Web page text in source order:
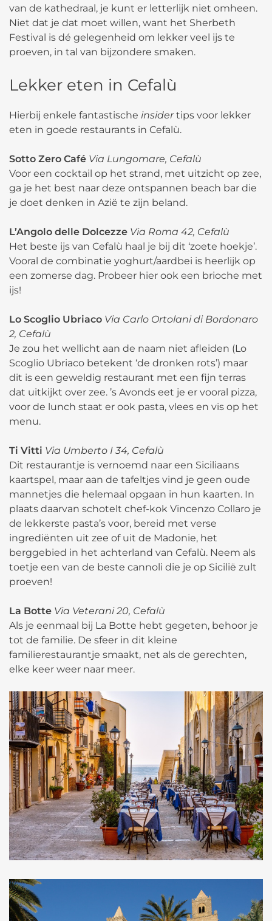
van de kathedraal, je kunt er letterlijk niet omheen.
Niet dat je dat moet willen, want het Sherbeth
Festival is dé gelegenheid om lekker veel ijs te
proeven, in tal van bijzondere smaken.
Lekker eten in Cefalù
Hierbij enkele fantastische insidertips voor lekker
eten in goede restaurants in Cefalù.
Sotto Zero Café Via Lungomare, Cefalù
Voor een cocktail op het strand, met uitzicht op zee,
ga je het best naar deze ontspannen beach bar die
je doet denken in Azië te zijn beland.
L’Angolo delle Dolcezze Via Roma 42, Cefalù
Het beste ijs van Cefalù haal je bij dit ‘zoete hoekje’.
Vooral de combinatie yoghurt/aardbei is heerlijk op
een zomerse dag. Probeer hier ook een brioche met
ijs!
Lo Scoglio Ubriaco Via Carlo Ortolani di Bordonaro
2, Cefalù
Je zou het wellicht aan de naam niet afleiden (Lo
Scoglio Ubriaco betekent ‘de dronken rots’) maar
dit is een geweldig restaurant met een fijn terras
dat uitkijkt over zee. ’s Avonds eet je er vooral pizza,
voor de lunch staat er ook pasta, vlees en vis op het
menu.
Ti Vitti Via Umberto I 34, Cefalù
Dit restaurantje is vernoemd naar een Siciliaans
kaartspel, maar aan de tafeltjes vind je geen oude
mannetjes die helemaal opgaan in hun kaarten. In
plaats daarvan schotelt chef-kok Vincenzo Collaro je
de lekkerste pasta’s voor, bereid met verse
ingrediënten uit zee of uit de Madonie, het
berggebied in het achterland van Cefalù. Neem als
toetje een van de beste cannoli die je op Sicilië zult
proeven!
La Botte Via Veterani 20, Cefalù
Als je eenmaal bij La Botte hebt gegeten, behoor je
tot de familie. De sfeer in dit kleine
familierestaurantje smaakt, net als de gerechten,
elke keer weer naar meer.